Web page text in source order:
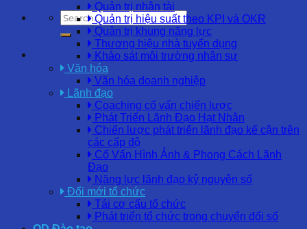
Quản trị nhân tài
Quản trị hiệu suất theo KPI và OKR
Quản trị khung năng lực
Thương hiệu nhà tuyển dụng
Khảo sát môi trường nhân sự
Văn hóa
Văn hóa doanh nghiệp
Lãnh đạo
Coaching cố vấn chiến lược
Phát Triển Lãnh Đạo Hạt Nhân
Chiến lược phát triển lãnh đạo kế cận trên
các cấp độ
Cố Vấn Hình Ảnh & Phong Cách Lãnh
Đạo
Năng lực lãnh đạo kỷ nguyên số
Đổi mới tổ chức
Tái cơ cấu tổ chức
Phát triển tổ chức trong chuyển đổi số